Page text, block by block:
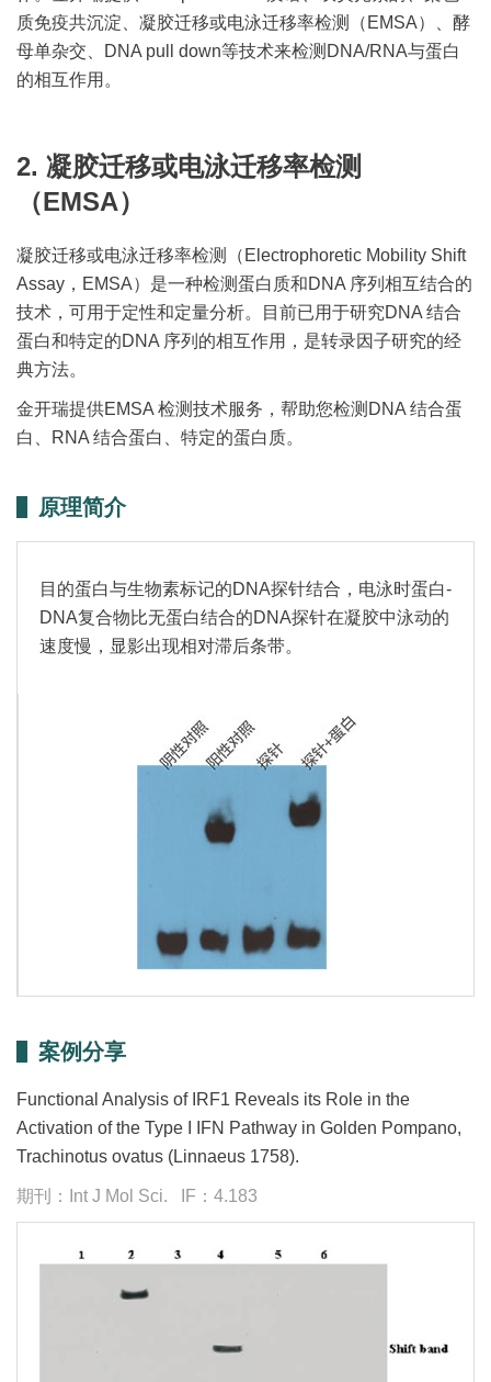
质免疫共沉淀、凝胶迁移或电泳迁移率检测（EMSA）、酵
母单杂交、DNA pull down等技术来检测DNA/RNA与蛋白
的相互作用。
2. 凝胶迁移或电泳迁移率检测
（EMSA）
凝胶迁移或电泳迁移率检测（Electrophoretic Mobility Shift
Assay，EMSA）是一种检测蛋白质和DNA 序列相互结合的
技术，可用于定性和定量分析。目前已用于研究DNA 结合
蛋白和特定的DNA 序列的相互作用，是转录因子研究的经
典方法。
金开瑞提供EMSA 检测技术服务，帮助您检测DNA 结合蛋
白、RNA 结合蛋白、特定的蛋白质。
原理简介
目的蛋白与生物素标记的DNA探针结合，电泳时蛋白-
DNA复合物比无蛋白结合的DNA探针在凝胶中泳动的
速度慢，显影出现相对滞后条带。
案例分享
Functional Analysis of IRF1 Reveals its Role in the
Activation of the Type I IFN Pathway in Golden Pompano,
Trachinotus ovatus (Linnaeus 1758).
期刊：Int J Mol Sci. IF：4.183